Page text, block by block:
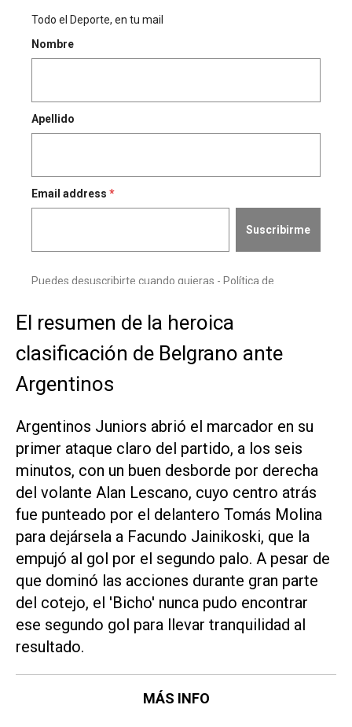
El resumen de la heroica
clasificación de Belgrano ante
Argentinos
Argentinos Juniors abrió el marcador en su
primer ataque claro del partido, a los seis
minutos, con un buen desborde por derecha
del volante Alan Lescano, cuyo centro atrás
fue punteado por el delantero Tomás Molina
para dejársela a Facundo Jainikoski, que la
empujó al gol por el segundo palo. A pesar de
que dominó las acciones durante gran parte
del cotejo, el 'Bicho' nunca pudo encontrar
ese segundo gol para llevar tranquilidad al
resultado.
MÁS INFO